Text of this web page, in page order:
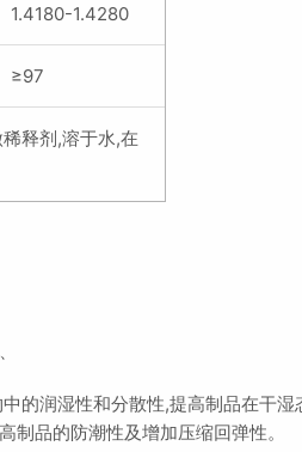
1.4180-1.4280
≥97
释剂,溶于水,在
的润湿性和分散性,提高制品在干湿
品的防潮性及增加压缩回弹性。